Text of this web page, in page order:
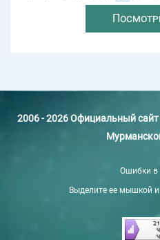
2006 - 2026 Официальный
Ошибки в
Выделите ее мышкой